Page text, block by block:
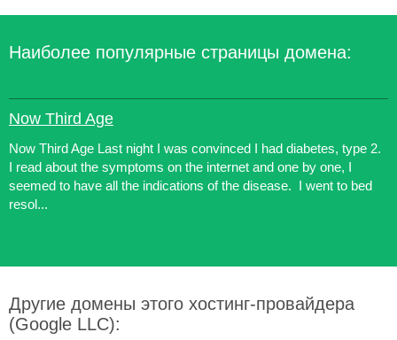
Наиболее популярные страницы домена:
Now Third Age
Now Third Age Last night I was convinced I had diabetes, type 2.
I read about the symptoms on the internet and one by one, I
seemed to have all the indications of the disease. I went to bed
resol...
Другие домены этого хостинг-провайдера
(Google LLC):